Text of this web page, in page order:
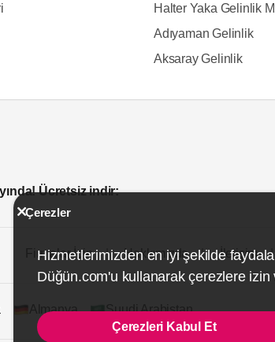
Halter Yaka Gelinlik
Adıyaman Gelinlik
Aksaray Gelinlik
Ücretsiz indir:
Firmalar İçin Hakkımızda İletişim
Almanya Suudi Arabistan
Çerezler
Hizmetlerimizden en iyi şekilde
Düğün.com'u kullanarak çerezlere izin
Çerezleri Kabul Et